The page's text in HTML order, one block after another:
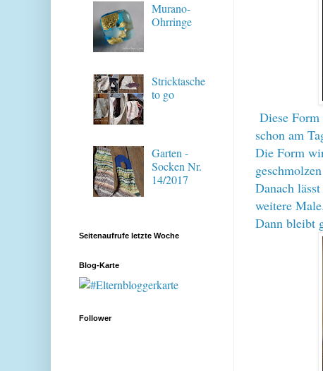
Diese Form
schon am
Die Form
Danach
weitere Male.
Dann bleibt
Murano-
Ohrringe
Stricktasche
to go
Garten -
Socken Nr.
14/2017
Seitenaufrufe letzte Woche
Blog-Karte
Follower